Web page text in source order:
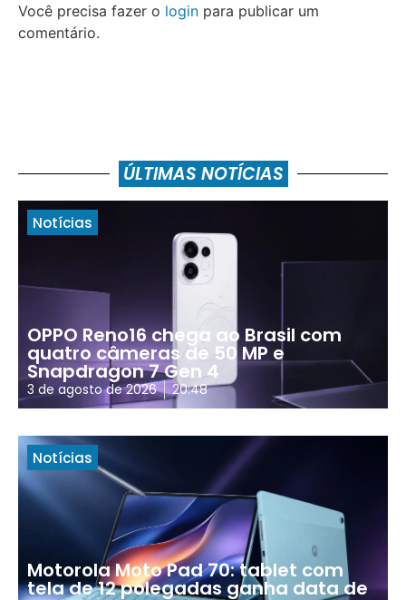
Você precisa fazer o login para publicar um
comentário.
ÚLTIMAS NOTÍCIAS
Notícias
OPPO Reno16 chega ao Brasil com
quatro câmeras de 50 MP e
Snapdragon 7 Gen 4
3 de agosto de 2026 20:48
Notícias
Motorola Moto Pad 70: tablet com
tela de 12 polegadas ganha data de